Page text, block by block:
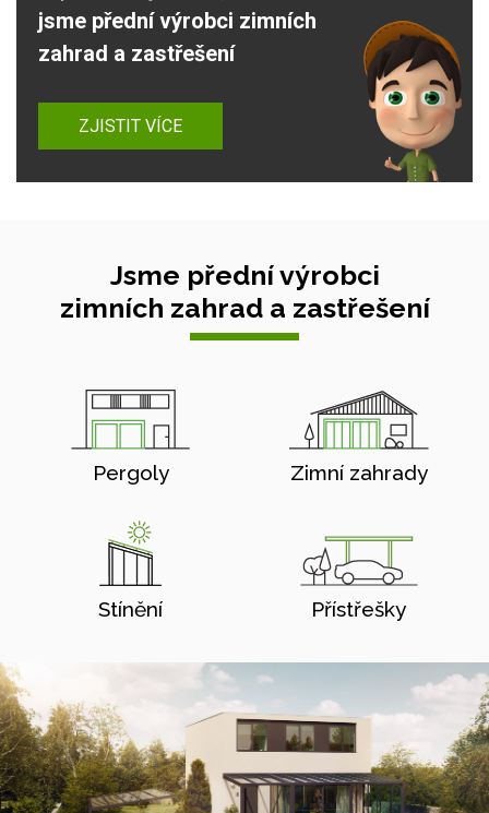
jsme přední výrobci zimních
zahrad a zastřešení
ZJISTIT VÍCE
Jsme přední výrobci
zimních zahrad a zastřešení
Pergoly Zimní zahrady
Stínění Přístřešky